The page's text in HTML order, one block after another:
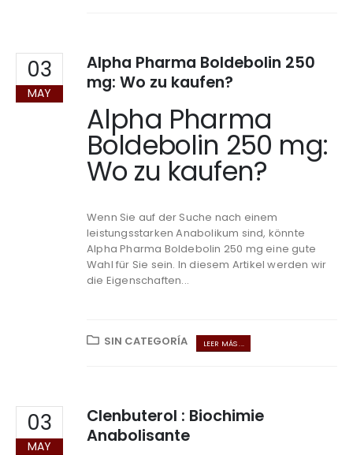
03
MAY
Alpha Pharma Boldebolin 250
mg: Wo zu kaufen?
Alpha Pharma
Boldebolin 250 mg:
Wo zu kaufen?
Wenn Sie auf der Suche nach einem
leistungsstarken Anabolikum sind, könnte
Alpha Pharma Boldebolin 250 mg eine gute
Wahl für Sie sein. In diesem Artikel werden wir
die Eigenschaften...
SIN CATEGORÍA LEER MÁS ...
03
MAY
Clenbuterol : Biochimie
Anabolisante